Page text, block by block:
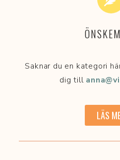
Saknar du en kategori
dig till
LÄS